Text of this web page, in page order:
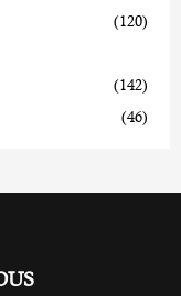
(120)
(142)
(46)